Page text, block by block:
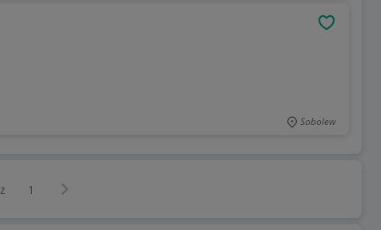
Sobolew
z 1 Następna strona